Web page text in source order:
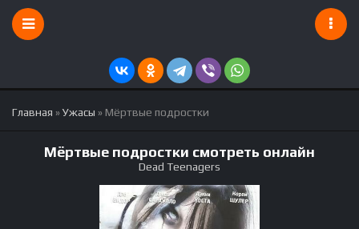
Главная »Ужасы » Мёртвые подростки
Мёртвые подростки смотреть онлайн
Dead Teenagers